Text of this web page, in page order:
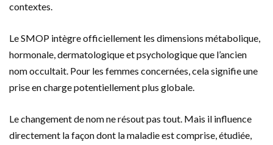
contextes.
Le SMOP intègre officiellement les dimensions métabolique,
hormonale, dermatologique et psychologique que l’ancien
nom occultait. Pour les femmes concernées, cela signifie une
prise en charge potentiellement plus globale.
Le changement de nom ne résout pas tout. Mais il influence
directement la façon dont la maladie est comprise, étudiée,